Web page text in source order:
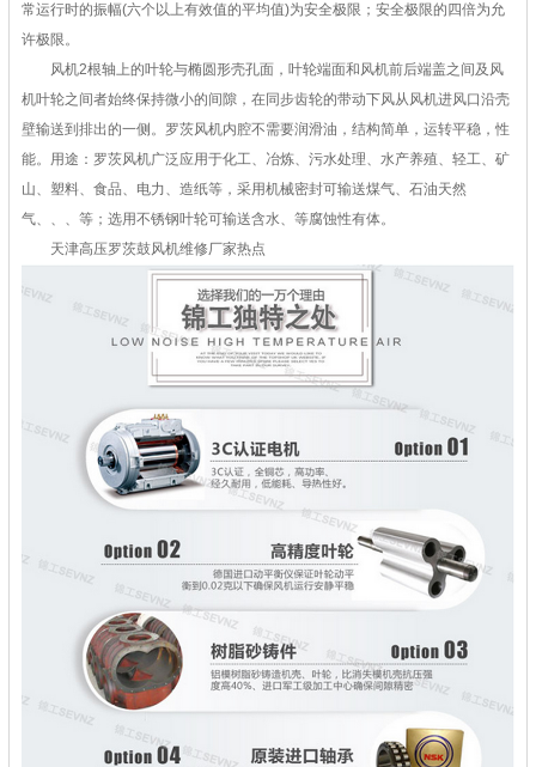
常运行时的振幅(六个以上有效值的平均值)为安全极限；安全极限的四倍为允
许极限。
风机2根轴上的叶轮与椭圆形壳孔面，叶轮端面和风机前后端盖之间及风
机叶轮之间者始终保持微小的间隙，在同步齿轮的带动下风从风机进风口沿壳
壁输送到排出的一侧。罗茨风机内腔不需要润滑油，结构简单，运转平稳，性
能。用途：罗茨风机广泛应用于化工、冶炼、污水处理、水产养殖、轻工、矿
山、塑料、食品、电力、造纸等，采用机械密封可输送煤气、石油天然
气、、、等；选用不锈钢叶轮可输送含水、等腐蚀性有体。
天津高压罗茨鼓风机维修厂家热点